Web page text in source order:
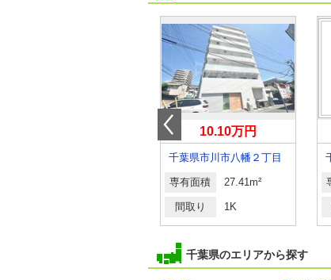
10.10万円
千葉県市川市八幡２丁目
専有面積 27.41m²
間取り 1K
千葉県のエリアから探す